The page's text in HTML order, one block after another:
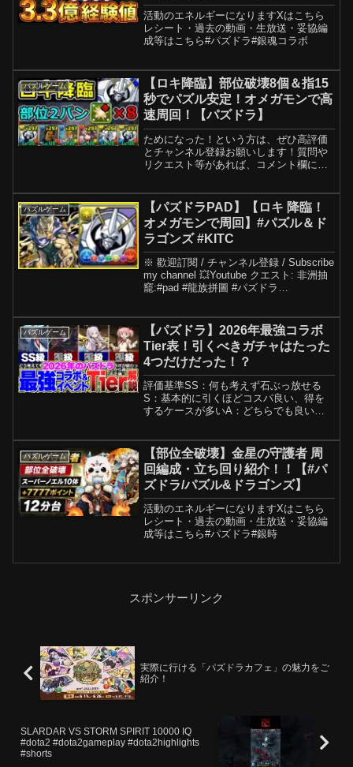
ボ】【#パズドラ/パズル&ドラゴ
ンズ】
活動のエネルギーになりますXはこちら
レシート・過去の動画・生放送・妥協編
成等はこちら#パズドラ#銀魂コラボ
パズルゲーム
【ロキ降臨】部位破壊8個＆指15
秒でパズル安定！オメガモンで高
速周回！【パズドラ】
ためになった！という方は、ぜひ高評価
とチャンネル登録お願いします！質問や
リクエスト等があれば、コメント欄に書
成】オメガモン石田ヤマトキャラ名/アシ
スト名オメガモン/ピッコ...
パズルゲーム
【パズドラPAD】【ロキ 降臨！
オメガモンで周回】#パズル＆ド
ラゴンズ #KITC
※ 歡迎訂閱 / チャンネル登録 / Subscribe
my channel 💥Youtube クエスト: 非洲抽
竉:#pad #龍族拼圖 #パズドラ
パズルゲーム
【パズドラ】2026年最強コラボ
Tier表！引くべきガチャはたった
4つだけだった！？
評価基準SS：何も考えず石ぶっ放せる
S：基本的に引くほどコスパ良い、得を
するケースが多いA：どちらでも良い、
LV5完全制覇、坂田銀時など使った編
成！8月EXラッシ...
パズルゲーム
【部位全破壊】金星の守護者 周
回編成・立ち回り紹介！！【#パ
ズドラ/パズル&ドラゴンズ】
活動のエネルギーになりますXはこちら
レシート・過去の動画・生放送・妥協編
成等はこちら#パズドラ#銀時
スポンサーリンク
実際に行ける「パズドラカフェ」の魅力をご
紹介！
SLARDAR VS STORM SPIRIT 10000 IQ
#dota2 #dota2gameplay #dota2highlights
#shorts